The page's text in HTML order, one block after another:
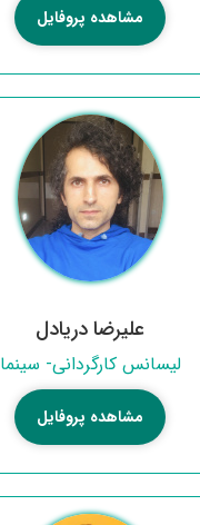
مشاهده پروفایل
علیرضا دریادل
لیسانس کارگردانی- سینما
مشاهده پروفایل